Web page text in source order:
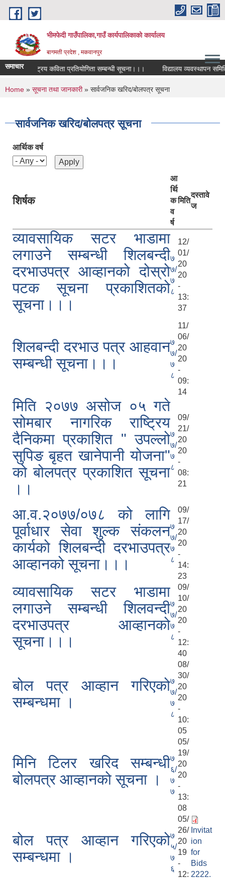
Skip to main content
भीमफेदी गाउँपालिका,गाउँ कार्यपालिकाकाे कार्यालय
बागमती प्रदेश , मकवानपुर
समाचारराष्ट्रिय कविता प्रतियोगिता सम्बन्धी सूचना।।। विद्यालय व्यवस्थापन समिति
You are here
Home » सूचना तथा जानकारी» सार्वजनिक खरिद/बोलपत्र सूचना
सार्वजनिक खरिद/बोलपत्र सूचना
आर्थिक वर्ष
शिर्षक
आ
र्थि
क
व
र्ष
मिति
दस्तावे
ज
व्यावसायिक सटर भाडामा
लगाउने सम्बन्धी शिलबन्दी
दरभाउपत्र आव्हानको दोस्रो
पटक सूचना प्रकाशितको
सूचना।।।
७
७/
७
८
12/
01/
20
20
-
13:
37
शिलबन्दी दरभाउ पत्र आहवान
सम्बन्धी सूचना।।।
७
७/
७
८
11/
06/
20
20
-
09:
14
मिति २०७७ असोज ०५ गते
सोमबार नागरिक राष्ट्रिय
दैनिकमा प्रकाशित " उपल्लो
सुपिङ बृहत खानेपानी योजना"
को बोलपत्र प्रकाशित सूचना
।।
७
७/
७
८
09/
21/
20
20
-
08:
21
आ.व.२०७७/०७८ को लागि
पूर्वाधार सेवा शुल्क संकलन
कार्यको शिलबन्दी दरभाउपत्र
आव्हानको सूचना।।।
७
७/
७
८
09/
17/
20
20
-
14:
23
व्यावसायिक सटर भाडामा
लगाउने सम्बन्धी शिलवन्दी
दरभाउपत्र आव्हानको
सूचना।।।
७
७/
७
८
09/
10/
20
20
-
12:
40
बोल पत्र आव्हान गरिएको
सम्बन्धमा ।
७
७/
७
८
08/
30/
20
20
-
10:
05
मिनि टिलर ‍खरिद सम्बन्धी
बोलपत्र आव्हानको सूचना ।
७
६/
७
७
05/
19/
20
20
-
13:
08
बोल पत्र आव्हान गरिएको
सम्बन्धमा ।
७
५/
७
६
05/
26/
20
19
-
12:
Invitat
ion
for
Bids
2222.